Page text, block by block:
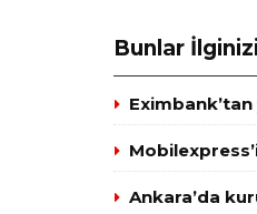
Bunlar
Ankara’da